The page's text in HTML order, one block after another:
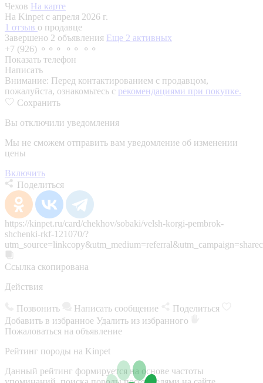
Чехов На карте
На Kinpet c апреля 2026 г.
1 отзыв о продавце
Завершено 2 объявления Еще 2 активных
+7 (926) ⚬⚬⚬ ⚬⚬ ⚬⚬
Показать телефон
Написать
Внимание: Перед контактированием с продавцом,
пожалуйста, ознакомьтесь с рекомендациями при покупке.
Сохранить
Вы отключили уведомления
Мы не сможем отправить вам уведомление об изменении
цены
Включить
Поделиться
https://kinpet.ru/card/chekhov/sobaki/velsh-korgi-pembrok-
shchenki-rkf-121070/?
Ссылка скопирована
Действия
Позвонить Написать сообщение
Поделиться
Добавить в избранное Удалить из избранного
Пожаловаться на объявление
Рейтинг породы на Kinpet
Данный рейтинг формируется на основе частоты